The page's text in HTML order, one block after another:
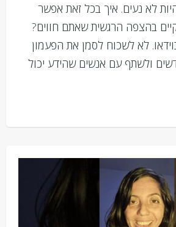
לא נעים. איך בכל זאת אפשר
בהצפה הרגשית שאתם חווים?
לא לשכוח לסמן את הפעמון
ולשתף עם אנשים שהידע יכול